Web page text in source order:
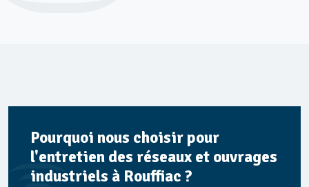
Pourquoi nous choisir pour
l'entretien des réseaux et ouvrages
industriels à Rouffiac ?